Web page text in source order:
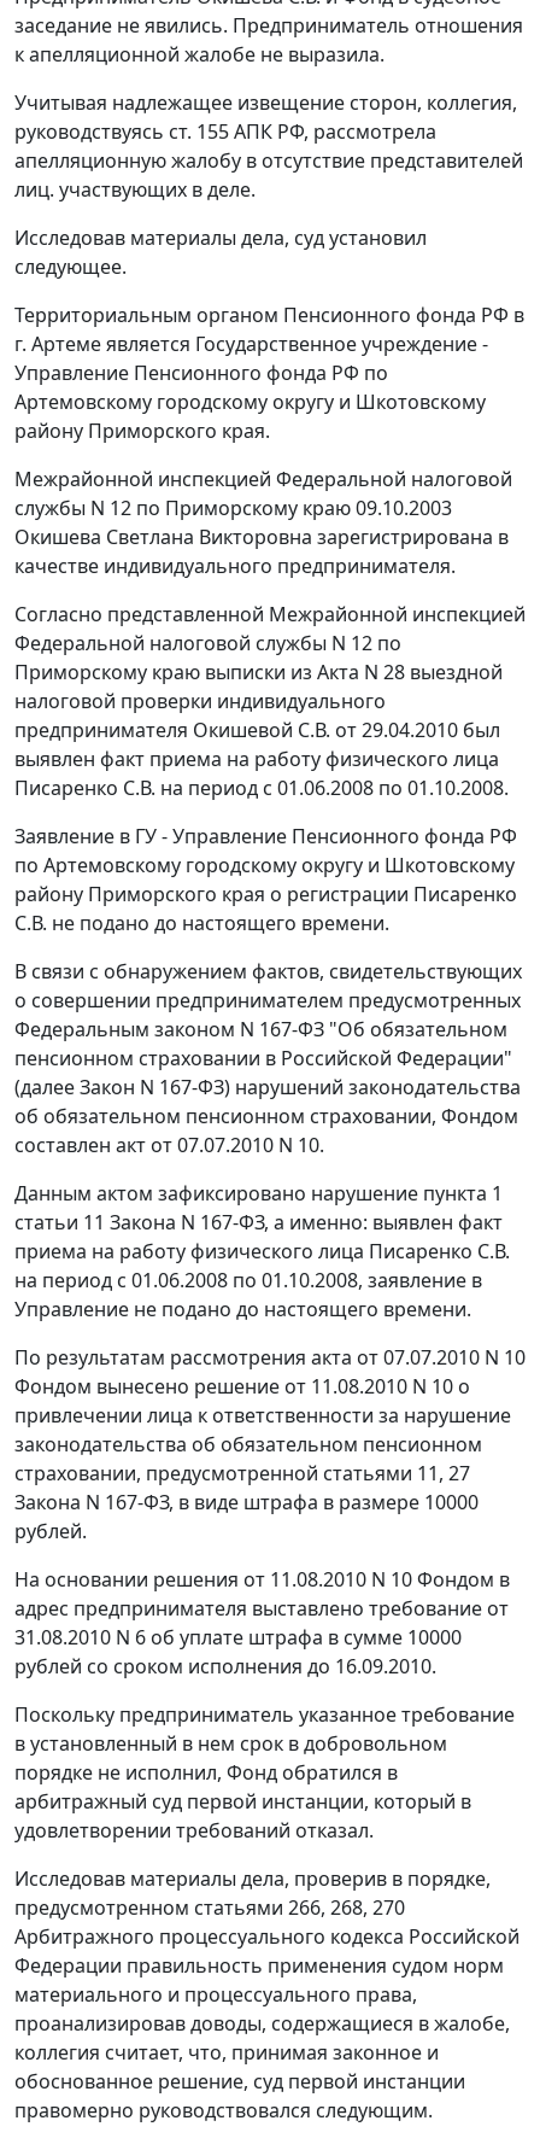
заседание не явились. Предприниматель отношения
к апелляционной жалобе не выразила.
Учитывая надлежащее извещение сторон, коллегия,
руководствуясь ст. 155АПК РФ, рассмотрела
апелляционную жалобу в отсутствие представителей
лиц. участвующих в деле.
Исследовав материалы дела, суд установил
следующее.
Территориальным органом Пенсионного фонда РФ в
г. Артеме является Государственное учреждение -
Управление Пенсионного фонда РФ по
Артемовскому городскому округу и Шкотовскому
району Приморского края.
Межрайонной инспекцией Федеральной налоговой
службы N 12 по Приморскому краю 09.10.2003
Окишева Светлана Викторовна зарегистрирована в
качестве индивидуального предпринимателя.
Согласно представленной Межрайонной инспекцией
Федеральной налоговой службы N 12 по
Приморскому краю выписки из Акта N 28 выездной
налоговой проверки индивидуального
предпринимателя Окишевой С.В. от 29.04.2010 был
выявлен факт приема на работу физического лица
Писаренко С.В. на период с 01.06.2008 по 01.10.2008.
Заявление в ГУ - Управление Пенсионного фонда РФ
по Артемовскому городскому округу и Шкотовскому
району Приморского края о регистрации Писаренко
С.В. не подано до настоящего времени.
В связи с обнаружением фактов, свидетельствующих
о совершении предпринимателем предусмотренных
Федеральным законом N 167-ФЗ "Об обязательном
пенсионном страховании в Российской Федерации"
(далее Закон N 167-ФЗ) нарушений законодательства
об обязательном пенсионном страховании, Фондом
составлен акт от 07.07.2010 N 10.
Данным актом зафиксировано нарушение пункта 1
статьи 11 Закона N 167-ФЗ, а именно: выявлен факт
приема на работу физического лица Писаренко С.В.
на период с 01.06.2008 по 01.10.2008, заявление в
Управление не подано до настоящего времени.
По результатам рассмотрения акта от 07.07.2010 N 10
Фондом вынесено решение от 11.08.2010 N 10 о
привлечении лица к ответственности за нарушение
законодательства об обязательном пенсионном
страховании, предусмотренной статьями 11, 27
Закона N 167-ФЗ, в виде штрафа в размере 10000
рублей.
На основании решения от 11.08.2010 N 10 Фондом в
адрес предпринимателя выставлено требование от
31.08.2010 N 6 об уплате штрафа в сумме 10000
рублей со сроком исполнения до 16.09.2010.
Поскольку предприниматель указанное требование
в установленный в нем срок в добровольном
порядке не исполнил, Фонд обратился в
арбитражный суд первой инстанции, который в
удовлетворении требований отказал.
Исследовав материалы дела, проверив в порядке,
предусмотренном статьями 266, 268, 270
Арбитражного процессуального кодекса Российской
Федерации правильность применения судом норм
материального и процессуального права,
проанализировав доводы, содержащиеся в жалобе,
коллегия считает, что, принимая законное и
обоснованное решение, суд первой инстанции
правомерно руководствовался следующим.